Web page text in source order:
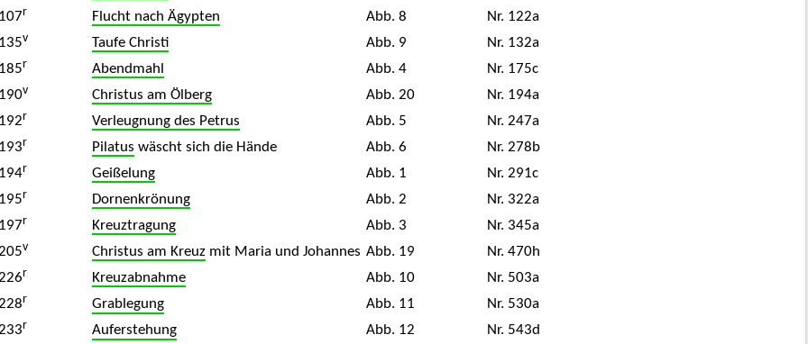
r Flucht nach Ägypten Abb. 8
Nr. 122a
v Taufe Christi Abb. 9
Nr. 132a
r Abendmahl Abb. 4
Nr. 175c
v Christus am Ölberg Abb. 20
Nr. 194a
r Verleugnung des Petrus Abb. 5
Nr. 247a
r Pilatus wäscht sich die Hände Abb. 6
Nr. 278b
r Geißelung Abb. 1
Nr. 291c
r Dornenkrönung Abb. 2
Nr. 322a
r Kreuztragung Abb. 3
Nr. 345a
v Christus am Kreuzmit Maria und Johannes Abb. 19
Nr. 470h
r Kreuzabnahme Abb. 10
Nr. 503a
r Grablegung Abb. 11
Nr. 530a
r Auferstehung Abb. 12
Nr. 543d